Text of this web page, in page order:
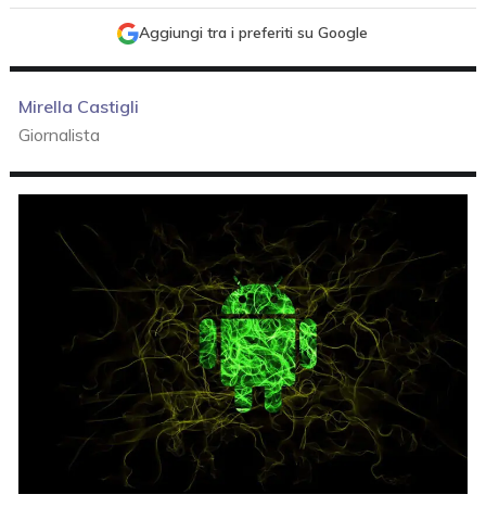
Aggiungi tra i preferiti su Google
Mirella Castigli
Giornalista